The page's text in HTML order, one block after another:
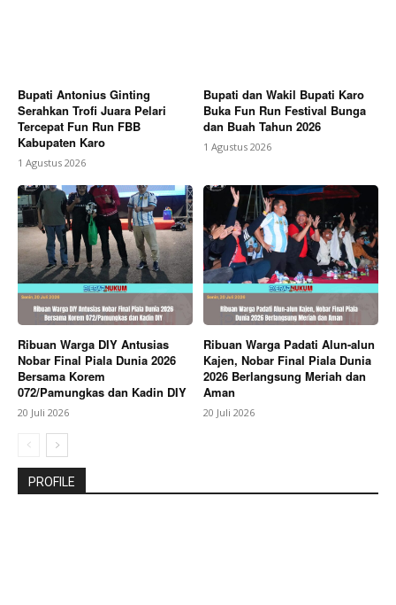
Bupati Antonius Ginting
Serahkan Trofi Juara Pelari
Tercepat Fun Run FBB
Kabupaten Karo
1 Agustus 2026
Bupati dan Wakil Bupati Karo
Buka Fun Run Festival Bunga
dan Buah Tahun 2026
1 Agustus 2026
Ribuan Warga DIY Antusias
Nobar Final Piala Dunia 2026
Bersama Korem
072/Pamungkas dan Kadin DIY
20 Juli 2026
Ribuan Warga Padati Alun-alun
Kajen, Nobar Final Piala Dunia
2026 Berlangsung Meriah dan
Aman
20 Juli 2026
PROFILE